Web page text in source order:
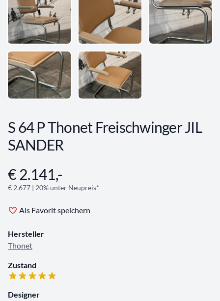
S 64 P Thonet Freischwinger JIL
SANDER
Angebotsinformationen
€ 2.141,-
€ 2.677 | 20% unter Neupreis*
Als Favorit speichern
Hersteller
Thonet
Zustand
Designer